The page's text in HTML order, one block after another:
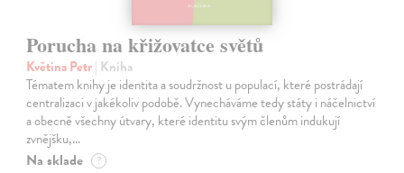
Porucha na křižovatce světů
Květina Petr| Kniha
Tématem knihy je identita a soudržnost u populací, které postrádají
centralizaci v jakékoliv podobě. Vynecháváme tedy státy i náčelnictví
a obecně všechny útvary, které identitu svým členům indukují
zvnějšku,…
Na sklade ?